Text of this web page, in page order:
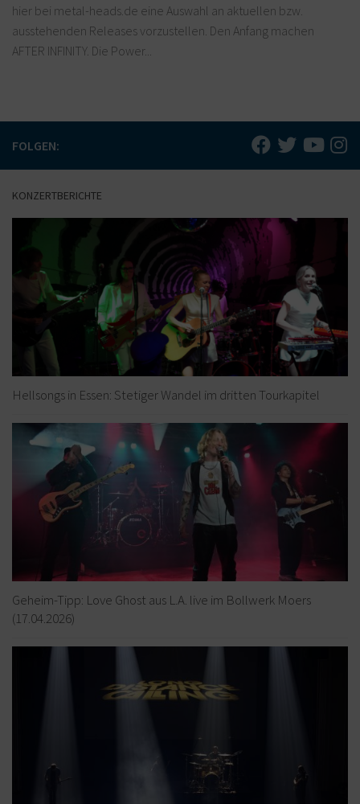
hier bei metal-heads.de eine Auswahl an aktuellen bzw.
ausstehenden Releases vorzustellen. Den Anfang machen
AFTER INFINITY. Die Power...
FOLGEN:
KONZERTBERICHTE
Hellsongs in Essen: Stetiger Wandel im dritten Tourkapitel
Geheim-Tipp: Love Ghost aus L.A. live im Bollwerk Moers
(17.04.2026)